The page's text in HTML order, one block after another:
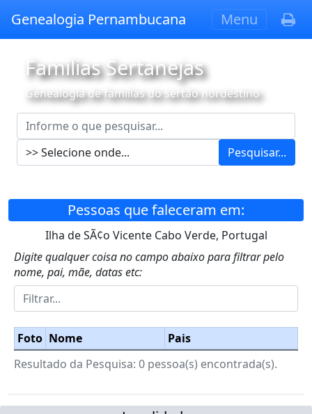
Genealogia Pernambucana Menu
Famílias Sertanejas
Genealogia de famílias do sertão nordestino
Pesquisar...
Pessoas que faleceram em:
Ilha de SÃ¢o Vicente Cabo Verde, Portugal
Digite qualquer coisa no campo abaixo para filtrar pelo
nome, pai, mãe, datas etc:
Foto Nome
Pais
Resultado da Pesquisa: 0 pessoa(s) encontrada(s).